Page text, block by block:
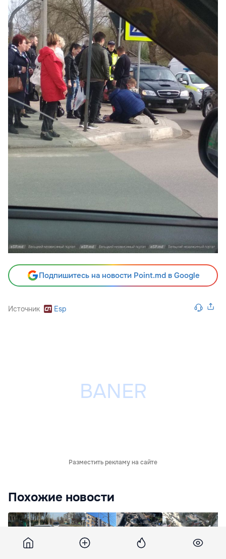
Подпишитесь на новости Point.md в Google
Источник Esp
Разместить рекламу на сайте
Похожие новости